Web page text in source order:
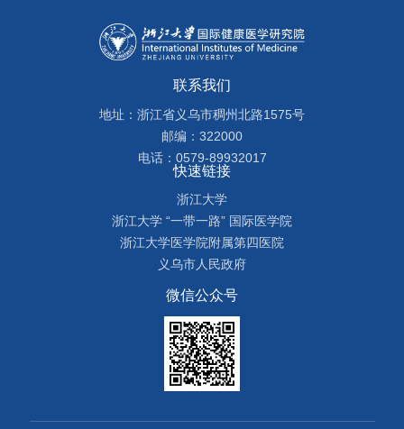
联系我们
地址：浙江省义乌市稠州北路1575号
邮编：322000
电话：0579-89932017
快速链接
浙江大学
浙江大学 “一带一路” 国际医学院
浙江大学医学院附属第四医院
义乌市人民政府
微信公众号